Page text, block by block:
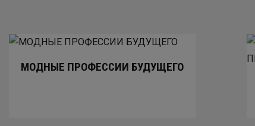
МОДНЫЕ ПРОФЕССИИ БУДУЩЕГО